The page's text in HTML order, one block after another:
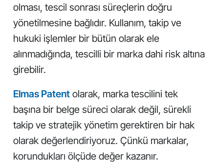
olması, tescil sonrası süreçlerin doğru
yönetilmesine bağlıdır. Kullanım, takip ve
hukuki işlemler bir bütün olarak ele
alınmadığında, tescilli bir marka dahi risk altına
girebilir.
Elmas Patent olarak, marka tescilini tek
başına bir belge süreci olarak değil, sürekli
takip ve stratejik yönetim gerektiren bir hak
olarak değerlendiriyoruz. Çünkü markalar,
korundukları ölçüde değer kazanır.